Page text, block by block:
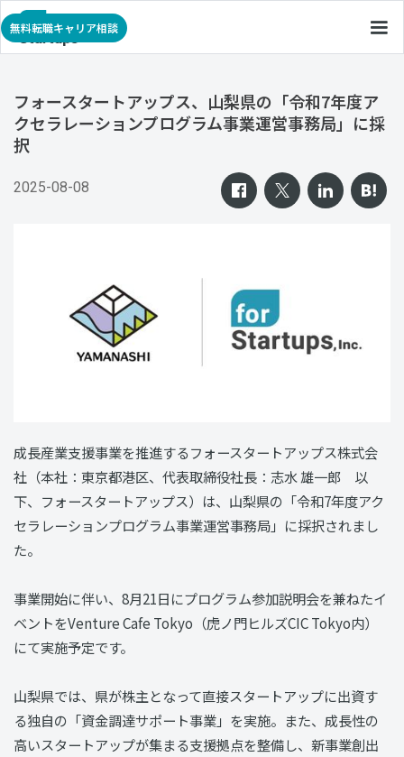
無料転職キャリア相談
フォースタートアップス、山梨県の「令和7年度ア
クセラレーションプログラム事業運営事務局」に採
択
2025-08-08
成長産業支援事業を推進するフォースタートアップス株式会
社（本社：東京都港区、代表取締役社長：志水 雄一郎 以
下、フォースタートアップス）は、山梨県の「令和7年度アク
セラレーションプログラム事業運営事務局」に採択されまし
た。
事業開始に伴い、8月21日にプログラム参加説明会を兼ねたイ
ベントをVenture Cafe Tokyo（虎ノ門ヒルズCIC Tokyo内）
にて実施予定です。
山梨県では、県が株主となって直接スタートアップに出資す
る独自の「資金調達サポート事業」を実施。また、成長性の
高いスタートアップが集まる支援拠点を整備し、新事業創出